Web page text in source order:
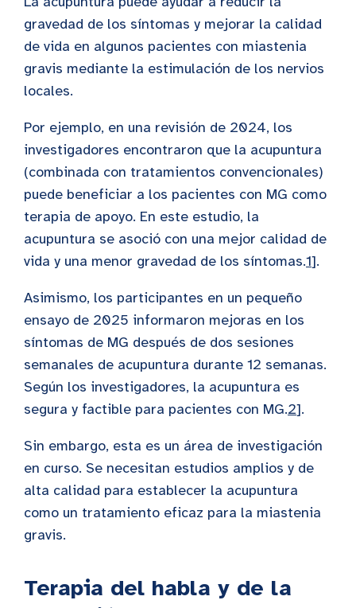
gravedad de los síntomas y mejorar la calidad
de vida en algunos pacientes con miastenia
gravis mediante la estimulación de los nervios
locales.
Por ejemplo, en una revisión de 2024, los
investigadores encontraron que la acupuntura
(combinada con tratamientos convencionales)
puede beneficiar a los pacientes con MG como
terapia de apoyo. En este estudio, la
acupuntura se asoció con una mejor calidad de
vida y una menor gravedad de los síntomas.1].
Asimismo, los participantes en un pequeño
ensayo de 2025 informaron mejoras en los
síntomas de MG después de dos sesiones
semanales de acupuntura durante 12 semanas.
Según los investigadores, la acupuntura es
segura y factible para pacientes con MG.2].
Sin embargo, esta es un área de investigación
en curso. Se necesitan estudios amplios y de
alta calidad para establecer la acupuntura
como un tratamiento eficaz para la miastenia
gravis.
Terapia del habla y de la